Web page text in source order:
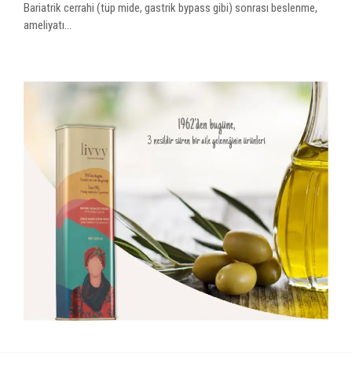
Bariatrik cerrahi (tüp mide, gastrik bypass gibi) sonrası beslenme,
ameliyatı...